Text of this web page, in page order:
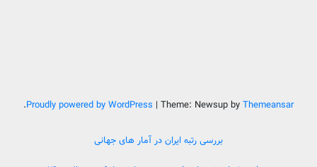
Proudly powered by WordPress | Theme: Newsup byThemeansar
.
بررسی رتبه ایران در آمار های جهانی